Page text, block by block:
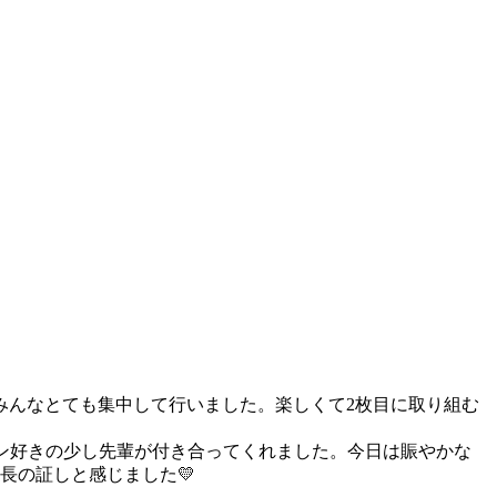
なとても集中して行いました。楽しくて2枚目に取り組む
きの少し先輩が付き合ってくれました。今日は賑やかな
の証しと感じました💛